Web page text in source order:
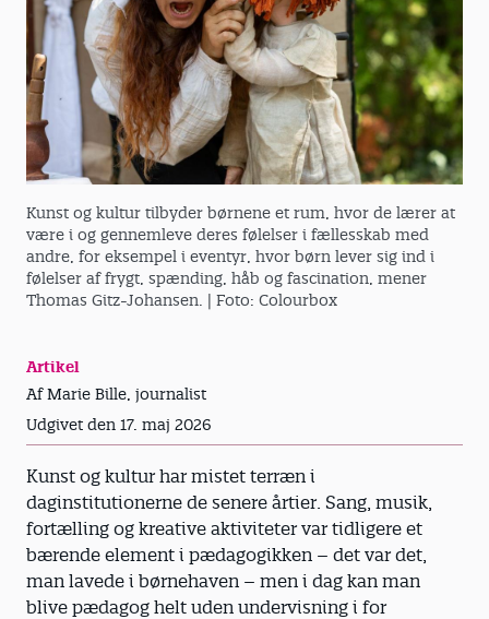
Kunst og kultur tilbyder børnene et rum, hvor de lærer at
være i og gennemleve deres følelser i fællesskab med
andre, for eksempel i eventyr, hvor børn lever sig ind i
følelser af frygt, spænding, håb og fascination, mener
Thomas Gitz-Johansen. | Foto: Colourbox
Artikel
Af Marie Bille, journalist
Udgivet den 17. maj 2026
Kunst og kultur har mistet terræn i
daginstitutionerne de senere årtier. Sang, musik,
fortælling og kreative aktiviteter var tidligere et
bærende element i pædagogikken – det var det,
man lavede i børnehaven – men i dag kan man
blive pædagog helt uden undervisning i for